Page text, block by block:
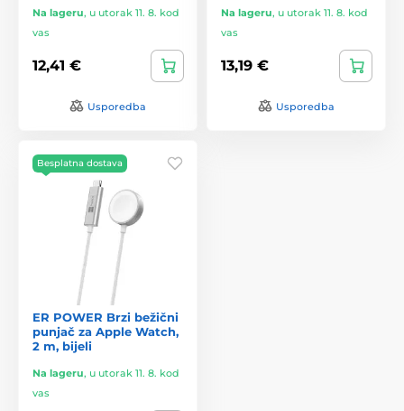
Na lageru, u utorak 11. 8. kod
vas
12,41 €
Usporedba
Na lageru, u utorak 11. 8. kod
vas
13,19 €
Usporedba
Besplatna dostava
ER POWER Brzi bežični
punjač za Apple Watch,
2 m, bijeli
Na lageru, u utorak 11. 8. kod
vas